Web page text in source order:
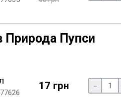
Пупси
17 грн -